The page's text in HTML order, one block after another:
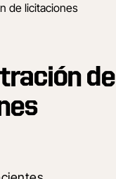
de licitaciones
de